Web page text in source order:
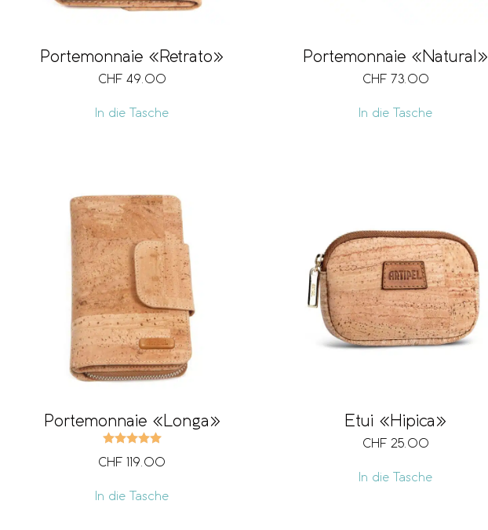
Portemonnaie «Retrato»
CHF 49.00
In die Tasche
Portemonnaie «Natural»
CHF 73.00
In die Tasche
Portemonnaie «Longa»
Bewertet mit
CHF 119.00
In die Tasche
Etui «Hipica»
CHF 25.00
In die Tasche